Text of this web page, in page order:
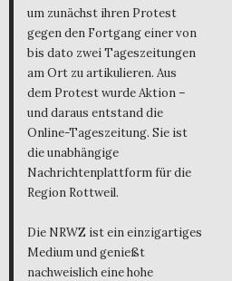
um zunächst ihren Protest
gegen den Fortgang einer von
bis dato zwei Tageszeitungen
am Ort zu artikulieren. Aus
dem Protest wurde Aktion –
und daraus entstand die
Online-Tageszeitung. Sie ist
die unabhängige
Nachrichtenplattform für die
Region Rottweil.
Die NRWZ ist ein einzigartiges
Medium und genießt
nachweislich eine hohe